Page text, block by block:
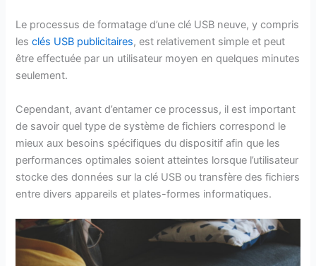
Le processus de formatage d’une clé USB neuve, y compris
lesclés USB publicitaires, est relativement simple et peut
être effectuée par un utilisateur moyen en quelques minutes
seulement.
Cependant, avant d’entamer ce processus, il est important
de savoir quel type de système de fichiers correspond le
mieux aux besoins spécifiques du dispositif afin que les
performances optimales soient atteintes lorsque l’utilisateur
stocke des données sur la clé USB ou transfère des fichiers
entre divers appareils et plates-formes informatiques.